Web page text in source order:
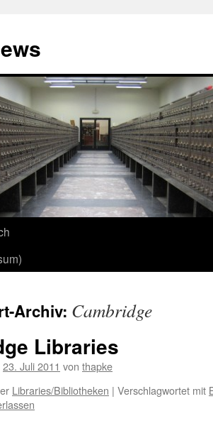
Archiv: Cambridge
Libraries
23. Juli 2011 von thapke
Libraries/Bibliotheken | Verschlagwortet mit